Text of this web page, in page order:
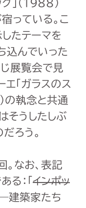
」（1988）
っている。こ
たテーマを
込んでいった
展覧会で見
エ「ガラスのス
の執念と共通
そうしたしぶ
ろう。
なお、表記
：「 インポッ
―建築家たち